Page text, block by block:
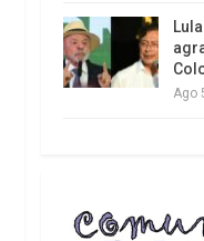
Ago
hacia las